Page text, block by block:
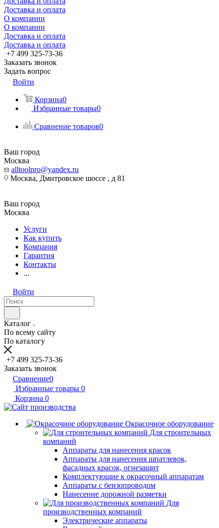
Доставка и оплата
О компании
О компании
Доставка и оплата
Доставка и оплата
+7 499 325-73-36
Заказать звонок
Задать вопрос
Войти
Корзина0
Избранные товары0
Сравнение товаров0
Ваш город
Москва
alltoolpro@yandex.ru
Москва, Дмитровское шоссе , д 81
Ваш город
Москва
Услуги
Как купить
Компания
Гарантия
Контакты
...
Войти
Каталог
По всему сайту
По каталогу
+7 499 325-73-36
Заказать звонок
Сравнение0
Избранные товары 0
Корзина 0
Окрасочное оборудование
Для строительных
компаний
Аппараты для нанесения красок
Аппараты для нанесения шпатлевок,
фасадных красок, огнезащит
Комплектующие к окрасочный аппаратам
Аппараты с бензопроводом
Нанесение дорожной разметки
Для
производственных компаний
Электрические аппараты